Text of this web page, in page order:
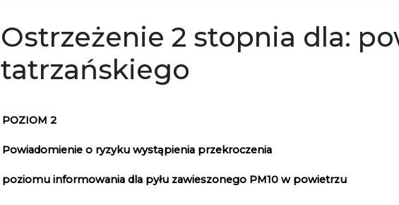
Ostrzeżenie 2 stopnia dla:
tatrzańskiego
POZIOM 2
Powiadomienie o ryzyku wystąpienia przekroczenia
poziomu informowania dla pyłu zawieszonego PM10 w powietrzu